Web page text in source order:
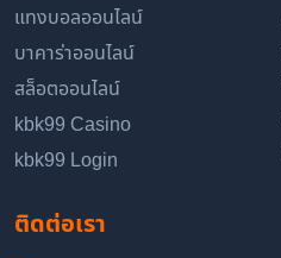
แทงบอลออนไลน์
บาคาร่าออนไลน์
สล็อตออนไลน์
kbk99 Casino
kbk99 Login
ติดต่อเรา